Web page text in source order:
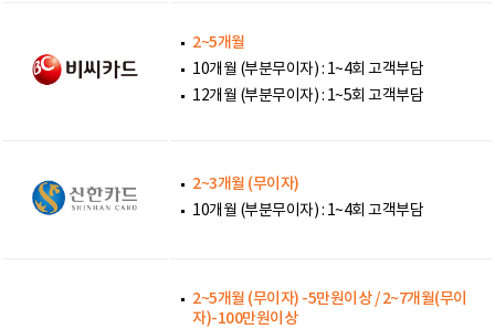
2~5개월
10개월 (부분무이자) : 1~4회 고객부담
12개월 (부분무이자) : 1~5회 고객부담
2~3개월 (무이자)
10개월 (부분무이자) : 1~4회 고객부담
2~5개월 (무이자) -5만원이상 / 2~7개월(무이
자)-100만원이상